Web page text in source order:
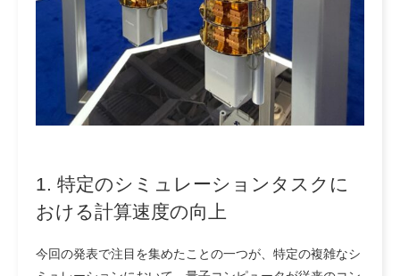
1. 特定のシミュレーションタスクに
おける計算速度の向上
今回の発表で注目を集めたことの一つが、特定の複雑なシ